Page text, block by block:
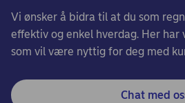
Vi ønsker å bidra til at du som
effektiv og enkel hverdag. Her har
som vil være nyttig for deg med
Chat med